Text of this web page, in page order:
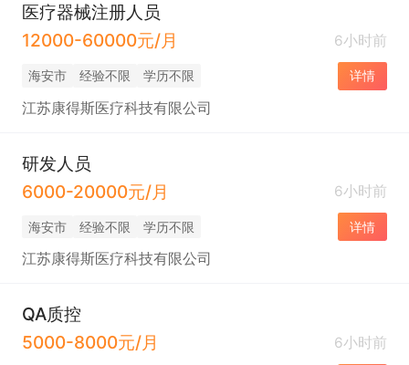
医疗器械注册人员
12000-60000元/月
6小时前
海安市 经验不限 学历不限 详情
江苏康得斯医疗科技有限公司
研发人员
6000-20000元/月
6小时前
海安市 经验不限 学历不限 详情
江苏康得斯医疗科技有限公司
QA质控
5000-8000元/月
6小时前